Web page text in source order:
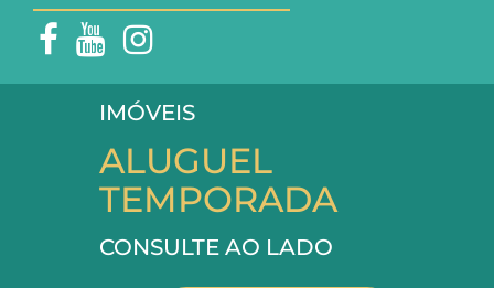
IMÓVEIS
ALUGUEL
TEMPORADA
CONSULTE AO LADO